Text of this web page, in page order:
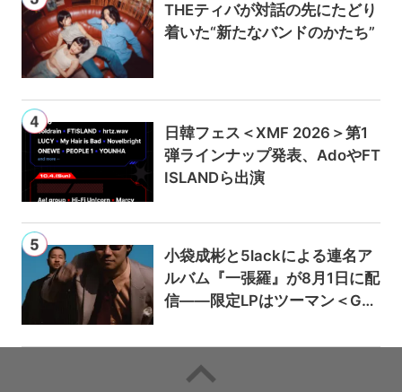
THEティバが対話の先にたどり
着いた“新たなバンドのかたち”
日韓フェス＜XMF 2026＞第1
弾ラインナップ発表、AdoやFT
ISLANDら出演
小袋成彬と5lackによる連名ア
ルバム『一張羅』が8月1日に配
信——限定LPはツーマン＜Gai